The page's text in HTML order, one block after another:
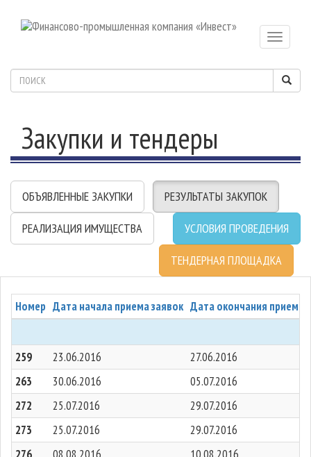
Toggle
navigation
Закупки и тендеры
ОБЪЯВЛЕННЫЕ ЗАКУПКИ
РЕЗУЛЬТАТЫ ЗАКУПОК
РЕАЛИЗАЦИЯ ИМУЩЕСТВА
УСЛОВИЯ ПРОВЕДЕНИЯ
ТЕНДЕРНАЯ ПЛОЩАДКА
Номер Дата начала приема заявок Дата окончания приема
259 23.06.2016
27.06.2016
263
30.06.2016
05.07.2016
272
25.07.2016
29.07.2016
273
25.07.2016
29.07.2016